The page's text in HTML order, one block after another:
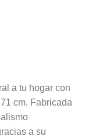
a tu hogar con
cm. Fabricada
a su